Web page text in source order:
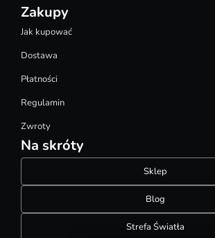
Zakupy
Jak kupować
Dostawa
Płatności
Regulamin
Zwroty
Na skróty
Sklep
Blog
Strefa Światła